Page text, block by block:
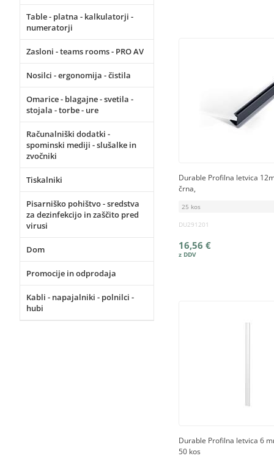
Table - platna - kalkulatorji -
numeratorji
Zasloni - teams rooms - PRO AV
Nosilci - ergonomija - čistila
Omarice - blagajne - svetila -
stojala - torbe - ure
Računalniški dodatki -
spominski mediji - slušalke in
zvočniki
Tiskalniki
Pisarniško pohištvo - sredstva
za dezinfekcijo in zaščito pred
virusi
Dom
Promocije in odprodaja
Kabli - napajalniki - polnilci -
hubi
Durable Profilna letvica
črna,
25 kos
DU291201
16,56 €
Durable Profilna letvica 6
50 kos